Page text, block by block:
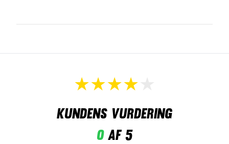
Kundens vurdering
0af 5